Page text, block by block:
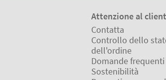
Attenzione al
Contatta
Controllo dello
dell'ordine
Domande frequenti
Sostenibilità